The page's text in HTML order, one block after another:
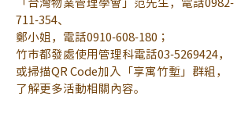
711-354、
鄭小姐，電話0910-608-180；
竹市都發處使用管理科電話03-5269424，
或掃描QR Code加入「享寓竹塹」群組，
了解更多活動相關內容。